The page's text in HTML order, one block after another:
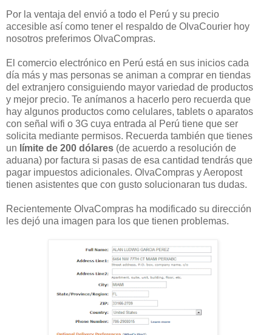
Por la ventaja del envió a todo el Perú y su precio
accesible así como tener el respaldo de OlvaCourier hoy
nosotros preferimos OlvaCompras.
El comercio electrónico en Perú está en sus inicios cada
día más y mas personas se animan a comprar en tiendas
del extranjero consiguiendo mayor variedad de productos
y mejor precio. Te anímanos a hacerlo pero recuerda que
hay algunos productos como celulares, tablets o aparatos
con señal wifi o 3G cuya entrada al Perú tiene que ser
solicita mediante permisos. Recuerda también que tienes
un límite de 200 dólares (de acuerdo a resolución de
aduana) por factura si pasas de esa cantidad tendrás que
pagar impuestos adicionales. OlvaCompras y Aeropost
tienen asistentes que con gusto solucionaran tus dudas.
Recientemente OlvaCompras ha modificado su dirección
les dejó una imagen para los que tienen problemas.